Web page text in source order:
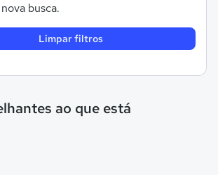
busca.
Limpar filtros
ao que está